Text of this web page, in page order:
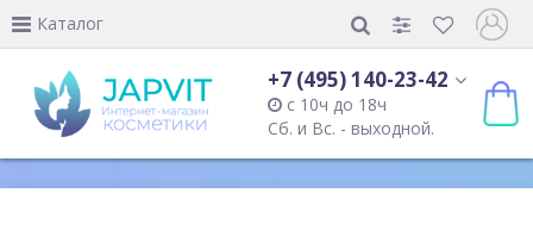
Каталог
+7 (495) 140-23-42
с 10ч до 18ч
Сб. и Вс. - выходной.